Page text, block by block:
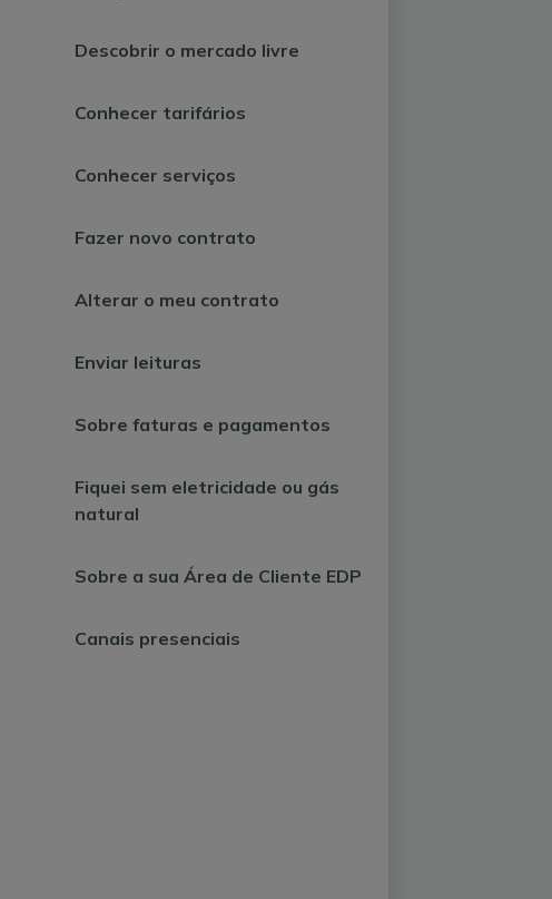
Descobrir o mercado livre
Conhecer tarifários
Conhecer serviços
Fazer novo contrato
Alterar o meu contrato
Enviar leituras
Sobre faturas e pagamentos
Fiquei sem eletricidade ou gás
natural
Sobre a sua Área de Cliente EDP
Canais presenciais